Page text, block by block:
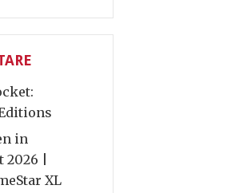
in
|
XL